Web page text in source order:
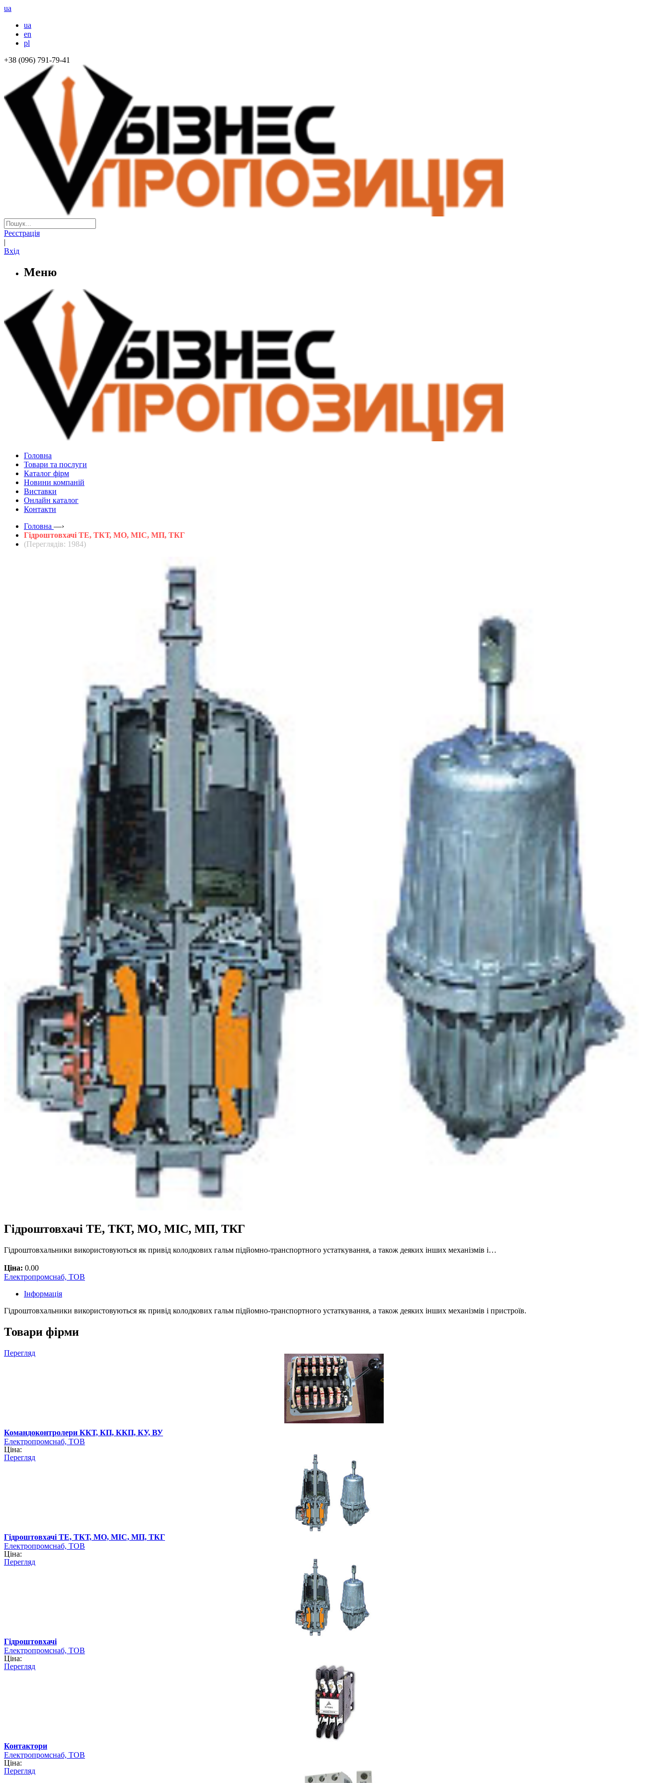
ua
ua
en
pl
+38 (096) 791-79-41
Реєстрація
|
Вхід
Меню
Головна
Товари та послуги
Каталог фірм
Новини компаній
Виставки
Онлайн каталог
Контакти
Головна —›
Гідроштовхачі ТЕ, ТКТ, МО, МІС, МП, ТКГ
(Переглядів: 1984)
Гідроштовхачі ТЕ, ТКТ, МО, МІС, МП, ТКГ
Гідроштовхальники використовуються як привід колодкових гальм підйомно-транспортного устаткування, а також деяких інших механізмів і…
Ціна: 0.00
Електропромснаб, ТОВ
Інформація
Гідроштовхальники використовуються як привід колодкових гальм підйомно-транспортного устаткування, а також деяких інших механізмів і пристроїв.
Товари фірми
Перегляд
Командоконтролери ККТ, КП, ККП, КУ, ВУ
Електропромснаб, ТОВ
Ціна:
Перегляд
Гідроштовхачі ТЕ, ТКТ, МО, МІС, МП, ТКГ
Електропромснаб, ТОВ
Ціна:
Перегляд
Гідроштовхачі
Електропромснаб, ТОВ
Ціна:
Перегляд
Контактори
Електропромснаб, ТОВ
Ціна:
Перегляд